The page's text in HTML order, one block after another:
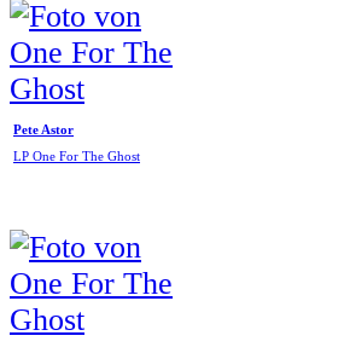
Pete Astor
LP One For The Ghost